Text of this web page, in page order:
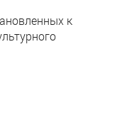
к